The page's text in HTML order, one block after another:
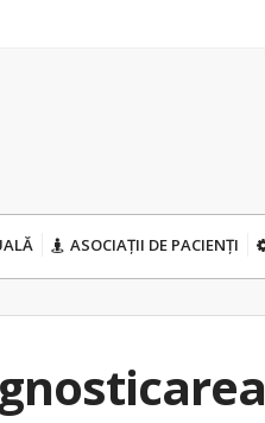
ASOCIAȚII DE PACIENȚI